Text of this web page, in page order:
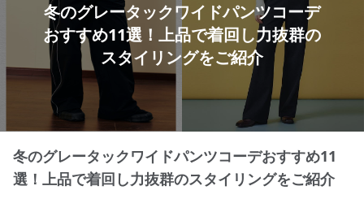
冬のグレータックワイドパンツコーデ
おすすめ11選！上品で着回し力抜群の
スタイリングをご紹介
冬のグレータックワイドパンツコーデおすすめ11
選！上品で着回し力抜群のスタイリングをご紹介